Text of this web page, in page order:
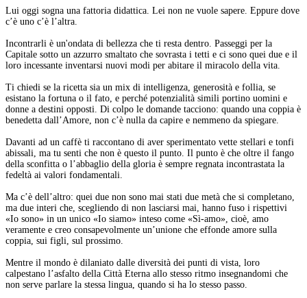
Lui oggi sogna una fattoria didattica. Lei non ne vuole sapere. Eppure dove
c’è uno c’è l’altra.
Incontrarli è un'ondata di bellezza che ti resta dentro. Passeggi per la
Capitale sotto un azzurro smaltato che sovrasta i tetti e ci sono quei due e il
loro incessante inventarsi nuovi modi per abitare il miracolo della vita.
Ti chiedi se la ricetta sia un mix di intelligenza, generosità e follia, se
esistano la fortuna o il fato, e perché potenzialità simili portino uomini e
donne a destini opposti. Di colpo le domande tacciono: quando una coppia è
benedetta dall’Amore, non c’è nulla da capire e nemmeno da spiegare.
Davanti ad un caffè ti raccontano di aver sperimentato vette stellari e tonfi
abissali, ma tu senti che non è questo il punto. Il punto è che oltre il fango
della sconfitta o l’abbaglio della gloria è sempre regnata incontrastata la
fedeltà ai valori fondamentali.
Ma c’è dell’altro: quei due non sono mai stati due metà che si completano,
ma due interi che, scegliendo di non lasciarsi mai, hanno fuso i rispettivi
«Io sono» in un unico «Io siamo» inteso come «Sì-amo», cioè, amo
veramente e creo consapevolmente un’unione che effonde amore sulla
coppia, sui figli, sul prossimo.
Mentre il mondo è dilaniato dalle diversità dei punti di vista, loro
calpestano l’asfalto della Città Eterna allo stesso ritmo insegnandomi che
non serve parlare la stessa lingua, quando si ha lo stesso passo.